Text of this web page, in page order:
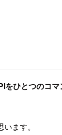
ひとつのコマ
ます。